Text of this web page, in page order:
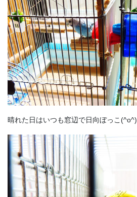
晴れた日はいつも窓辺で日向ぼっこ(^o^)